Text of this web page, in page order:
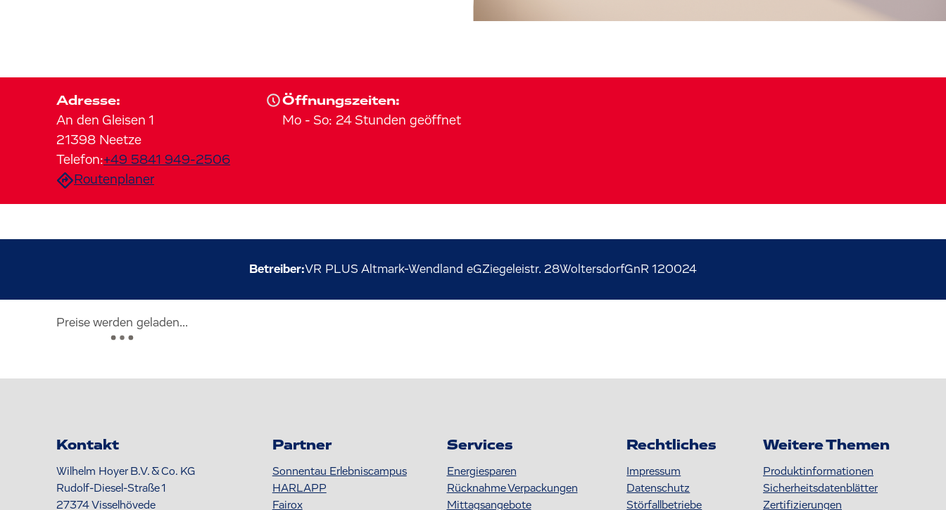
Adresse:
An den Gleisen 1
21398 Neetze
Telefon:+49 5841 949-2506
Routenplaner
Öffnungszeiten:
Mo - So: 24 Stunden geöffnet
Betreiber:VR PLUS Altmark-Wendland eGZiegeleistr. 28WoltersdorfGnR 120024
Preise werden geladen...
Kontakt
Wilhelm Hoyer B.V. & Co. KG
Rudolf-Diesel-Straße 1
27374Visselhövede
Partner
Sonnentau Erlebniscampus
HARLAPP
Fairox
Services
Energiesparen
Rücknahme Verpackungen
Mittagsangebote
Rechtliches
Impressum
Datenschutz
Störfallbetriebe
Weitere Themen
Produktinformationen
S icherheitsdatenblätter
Zertifizierungen